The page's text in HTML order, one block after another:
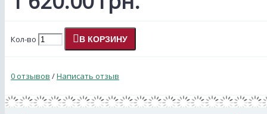
Кол-во В КОРЗИНУ
0 отзывов /Написать отзыв